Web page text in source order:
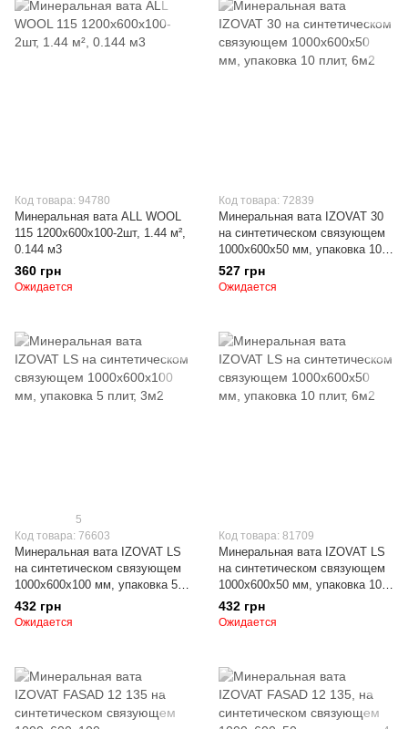
Код товара: 94780
Минеральная вата ALL WOOL
115 1200х600х100-2шт, 1.44 м²,
0.144 м3
360 грн
Ожидается
Код товара: 72839
Минеральная вата IZOVAT 30
на синтетическом связующем
1000х600х50 мм, упаковка 10
плит, 6м2
527 грн
Ожидается
5
Код товара: 76603
Минеральная вата IZOVAT LS
на синтетическом связующем
1000х600х100 мм, упаковка 5
плит, 3м2
432 грн
Ожидается
Код товара: 81709
Минеральная вата IZOVAT LS
на синтетическом связующем
1000х600х50 мм, упаковка 10
плит, 6м2
432 грн
Ожидается